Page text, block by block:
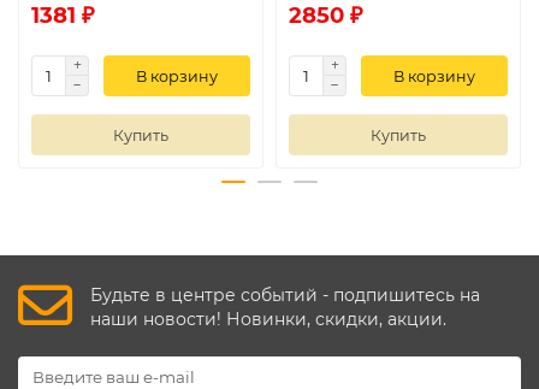
1381 ₽
В корзину
Купить
2850 ₽
В корзину
Купить
Будьте в центре событий - подпишитесь на
наши новости! Новинки, скидки, акции.